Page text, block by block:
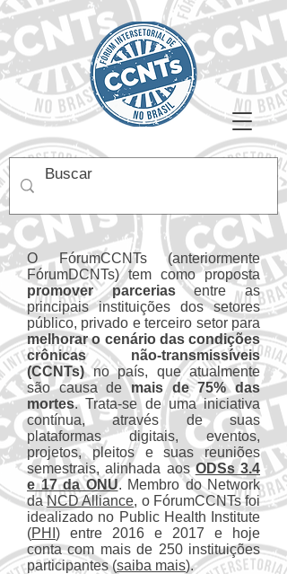
O FórumCCNTs (anteriormente
FórumDCNTs) tem como proposta
promover parceriasentre as
principais instituições dos setores
público, privado e terceiro setor para
melhorar o cenário das condições
crônicas não-transmissíveis
(CCNTs)no país, que atualmente
são causa demais de 75% das
mortes. Trata-se de uma iniciativa
contínua, através de suas
plataformas digitais, eventos,
projetos, pleitos e suas reuniões
semestrais, alinhada aosODSs 3.4
e 17 da ONU. Membro do Network
daNCD Alliance, o FórumCCNTs foi
idealizado no Public Health Institute
(PHI ) entre 2016 e 2017 e hoje
conta com mais de 250 instituições
participantes (saiba mais).